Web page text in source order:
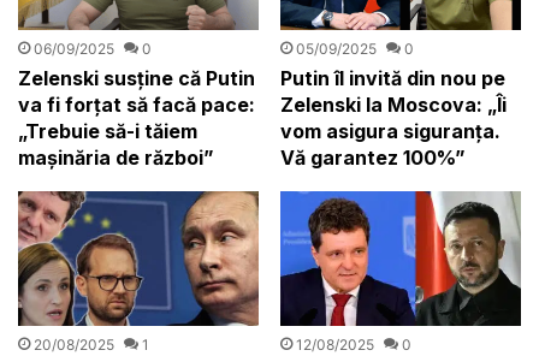
06/09/2025 0
Zelenski susține că Putin
va fi forțat să facă pace:
„Trebuie să-i tăiem
mașinăria de război”
05/09/2025 0
Putin îl invită din nou pe
Zelenski la Moscova: „Îi
vom asigura siguranța.
Vă garantez 100%”
20/08/2025 1 12/08/2025 0